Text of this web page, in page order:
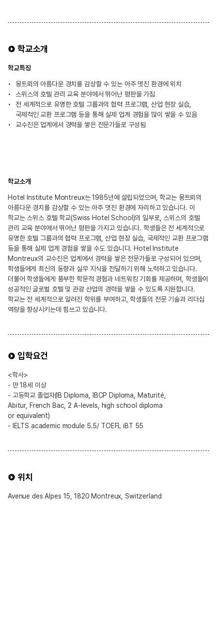
학교소개
학교특징
몽트뢰의 아름다운 경치를 감상할 수 있는 아주 멋진 환경에 위치
스위스의 호텔 관리 교육 분야에서 뛰어난 평판을 가짐
전 세계적으로 유명한 호텔 그룹과의 협력 프로그램, 산업 현장 실습,
국제적인 교환 프로그램 등을 통해 실제 업계 경험을 많이 쌓을 수 있음
교수진은 업계에서 경력을 쌓은 전문가들로 구성됨
학교소개
Hotel Institute Montreux는 1985년에 설립되었으며, 학교는 몽트뢰의
아름다운 경치를 감상할 수 있는 아주 멋진 환경에 자리하고 있습니다. 이
학교는 스위스 호텔 학교(Swiss Hotel School)의 일부로, 스위스의 호텔
관리 교육 분야에서 뛰어난 평판을 가지고 있습니다. 학생들은 전 세계적으로
유명한 호텔 그룹과의 협력 프로그램, 산업 현장 실습, 국제적인 교환 프로그램
등을 통해 실제 업계 경험을 쌓을 수도 있습니다. Hotel Institute
Montreux의 교수진은 업계에서 경력을 쌓은 전문가들로 구성되어 있으며,
학생들에게 최신의 동향과 실무 지식을 전달하기 위해 노력하고 있습니다.
더불어 학생들에게 풍부한 학문적 경험과 네트워킹 기회를 제공하며, 학생들이
성공적인 글로벌 호텔 및 관광 산업의 경력을 쌓을 수 있도록 지원합니다.
학교는 전 세계적으로 알려진 학위를 부여하고, 학생들의 전문 기술과 리더십
역량을 향상시키는데 힘쓰고 있습니다.
입학요건
<학사>
- 만 18세 이상
- 고등학교 졸업자(IB Diploma, IBCP Diploma, Maturité,
Abitur, French Bac, 2 A-levels, high school diploma
or equivalent)
- IELTS academic module 5.5/ TOEFL iBT 55
위치
Avenue des Alpes 15, 1820 Montreux, Switzerland